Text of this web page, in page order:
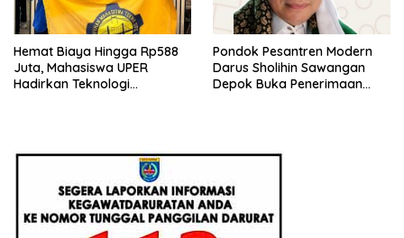
Hemat Biaya Hingga Rp588
Juta, Mahasiswa UPER
Hadirkan Teknologi
Pondok Pesantren Modern
Darus Sholihin Sawangan
Depok Buka Penerimaan